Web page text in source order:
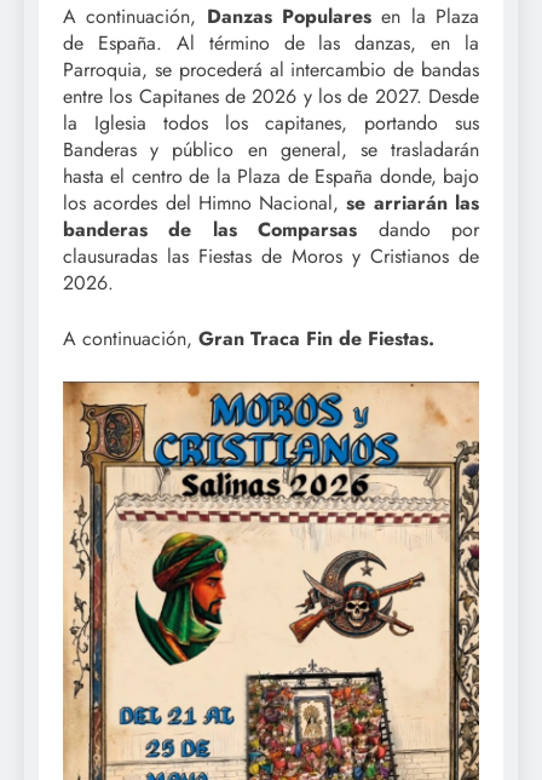
A continuación, Danzas Populares en la Plaza
de España. Al término de las danzas, en la
Parroquia, se procederá al intercambio de bandas
entre los Capitanes de 2026 y los de 2027. Desde
la Iglesia todos los capitanes, portando sus
Banderas y público en general, se trasladarán
hasta el centro de la Plaza de España donde, bajo
los acordes del Himno Nacional,se arriarán las
banderas de las Comparsas dando por
clausuradas las Fiestas de Moros y Cristianos de
2026.
A continuación, Gran Traca Fin de Fiestas.